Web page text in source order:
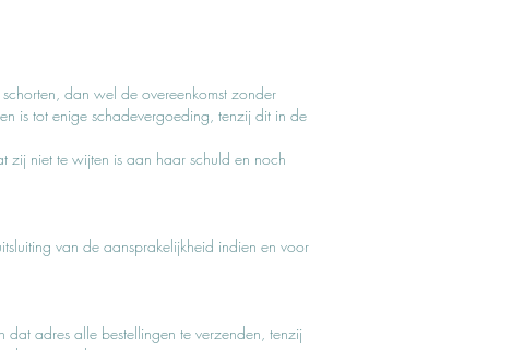
dan wel de overeenkomst zonder
is tot enige schadevergoeding, tenzij dit in de
zij niet te wijten is aan haar schuld en noch
van de aansprakelijkheid indien en voor
adres alle bestellingen te verzenden, tenzij